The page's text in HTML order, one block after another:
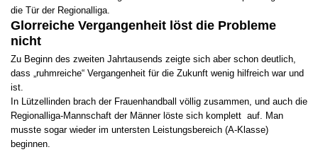
die Tür der Regionalliga.
Glorreiche Vergangenheit löst die Probleme
nicht
Zu Beginn des zweiten Jahrtausends zeigte sich aber schon deutlich,
dass „ruhmreiche“ Vergangenheit für die Zukunft wenig hilfreich war und
ist.
In Lützellinden brach der Frauenhandball völlig zusammen, und auch die
Regionalliga-Mannschaft der Männer löste sich komplett auf. Man
musste sogar wieder im untersten Leistungsbereich (A-Klasse)
beginnen.